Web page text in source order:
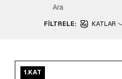
FILTRELE: KATLAR
1.KAT